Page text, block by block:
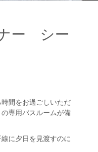
ー シー
間をお過ごしいただ
専用バスルームが備
に夕日を見渡すのに